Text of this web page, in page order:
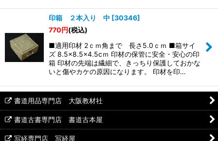
印箱 ２本入り 中 [30346]
770円(税込)
■適用印材 2ｃｍ角まで 長さ5.0ｃｍ ■箱サイ
ズ 8.5×8.5×4.5cｍ 印材の保管に安全・安心の印
箱 印材の先端は繊細で、きっちり保護しておかな
いと傷やカケの原因になります。 印材を印…
書道用品専門店 大阪教材社
書道古書専門店 書道古本屋
写経専門店 写経屋